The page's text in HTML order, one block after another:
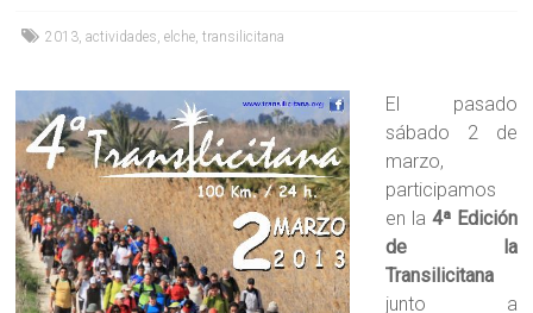
2013,actividades,elche,transilicitana
El pasado
sábado 2 de
marzo,
participamos
en la 4ª Edición
de la
Transilicitana
junto a